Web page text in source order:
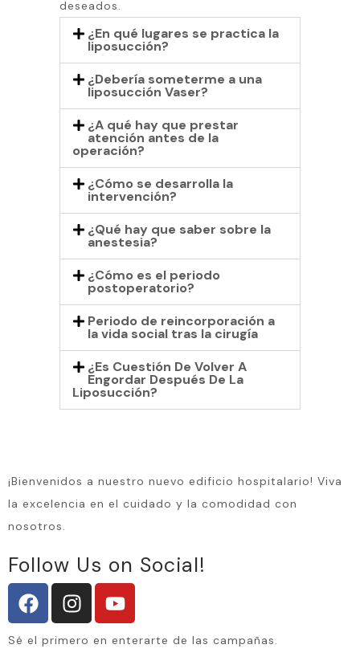
deseados.
¿En qué lugares se practica la
liposucción?
¿Debería someterme a una
liposucción Vaser?
¿A qué hay que prestar
atención antes de la
operación?
¿Cómo se desarrolla la
intervención?
¿Qué hay que saber sobre la
anestesia?
¿Cómo es el periodo
postoperatorio?
Periodo de reincorporación a
la vida social tras la cirugía
¿Es Cuestión De Volver A
Engordar Después De La
Liposucción?
¡Bienvenidos a nuestro nuevo edificio hospitalario! Viva
la excelencia en el cuidado y la comodidad con
nosotros.
Follow Us on Social!
Sé el primero en enterarte de las campañas.